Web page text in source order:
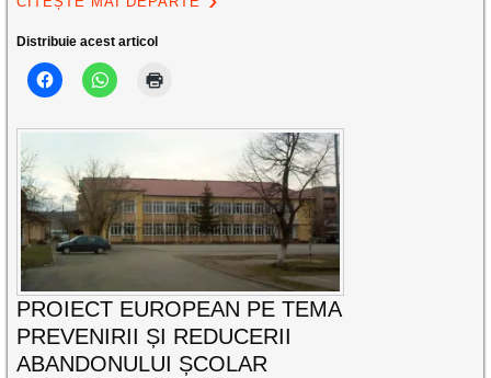
Distribuie acest articol
PROIECT EUROPEAN PE TEMA
PREVENIRII ȘI REDUCERII
ABANDONULUI ȘCOLAR